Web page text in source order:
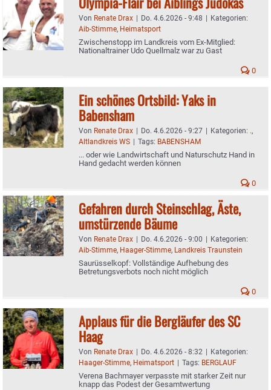
Von Renate Drax | Do. 4.6.2026 - 9:48 | Kategorien:
Aib-Stimme, Heimatsport
Zwischenstopp im Landkreis vom Ex-Mitglied:
Nationaltrainer Udo Quellmalz war zu Gast
0
Ein schönes Ortsbild: Yaks in
Babensham
Von Renate Drax | Do. 4.6.2026 - 9:27 | Kategorien: .,
Altlandkreis WS | Tags: BABENSHAM
... oder wie Landwirtschaft und Naturschutz Hand in
Hand gedacht werden können
0
Gefahren durch Steinschlag, Äste,
umstürzende Bäume
Von Renate Drax | Do. 4.6.2026 - 9:00 | Kategorien:
Aib-Stimme, Haager-Stimme, Landkreis Traunstein
Saurüsselkopf: Vollständige Aufhebung des
Betretungsverbots noch nicht möglich
0
Applaus für die Bergläufer des SC
Haag
Von Renate Drax | Do. 4.6.2026 - 8:32 | Kategorien:
Haager-Stimme, Heimatsport | Tags: BERGLAUF
Verena Bachmayer verpasste mit starker Zeit nur
knapp das Podest der Gesamtwertung